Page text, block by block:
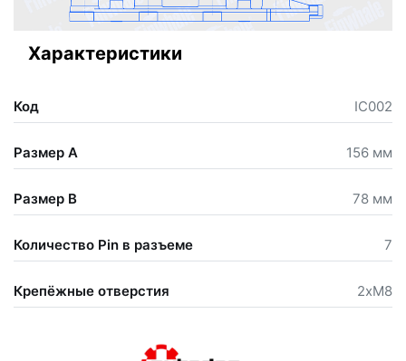
Характеристики
Код IC002
Размер A 156 мм
Размер B 78 мм
Количество Pin в разъеме 7
Крепёжные отверстия 2хM8